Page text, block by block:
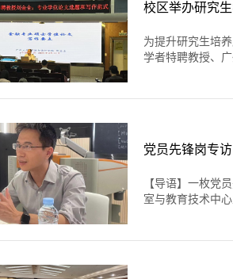
校区举办研究
为提升研究生培
学者特聘教授、
党员先锋岗专
【导语】一枚党
室与教育技术中